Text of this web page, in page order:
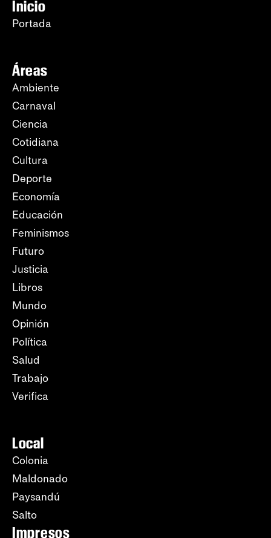
Inicio
Portada
Áreas
Ambiente
Carnaval
Ciencia
Cotidiana
Cultura
Deporte
Economía
Educación
Feminismos
Futuro
Justicia
Libros
Mundo
Opinión
Política
Salud
Trabajo
Verifica
Local
Colonia
Maldonado
Paysandú
Salto
Impresos